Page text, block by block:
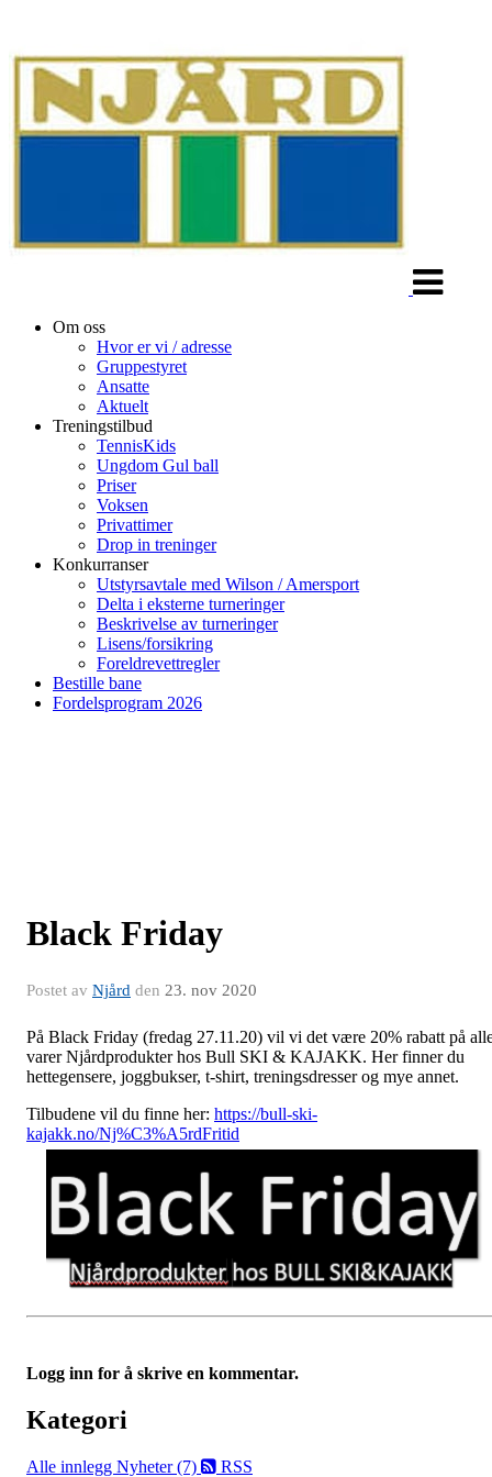
Om oss
Hvor er vi / adresse
Gruppestyret
Ansatte
Aktuelt
Treningstilbud
TennisKids
Ungdom Gul ball
Priser
Voksen
Privattimer
Drop in treninger
Konkurranser
Utstyrsavtale med Wilson / Amersport
Delta i eksterne turneringer
Beskrivelse av turneringer
Lisens/forsikring
Foreldrevettregler
Bestille bane
Fordelsprogram 2026
Black Friday
Postet av Njård den 23. nov 2020
På Black Friday (fredag 27.11.20) vil vi det være 20% rabatt på
varer Njårdprodukter hos Bull SKI & KAJAKK. Her finner du
hettegensere, joggbukser, t-shirt, treningsdresser og mye annet.
Tilbudene vil du finne her: https://bull-ski-
kajakk.no/Nj%C3%A5rdFritid
Logg inn for å skrive en kommentar.
Kategori
Alle innlegg Nyheter (7) RSS